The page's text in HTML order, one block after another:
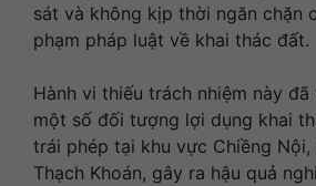
sát và không kịp thời ngăn chặn
phạm pháp luật về khai thác đất.
Hành vi thiếu trách nhiệm này
một số đối tượng lợi dụng khai
trái phép tại khu vực Chiềng
Thạch Khoán, gây ra hậu quả